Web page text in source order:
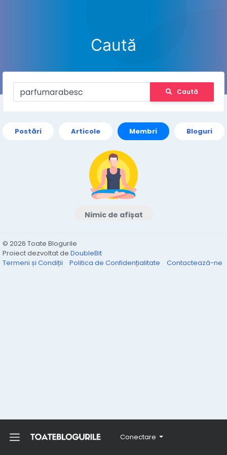
Conectare
Caută
Caută
Postări Articole Membri Bloguri
Nimic de afișat
© 2026 Toate Blogurile
Proiect dezvoltat de DoubleBit
Termeni și Condiții
Politica de Confidențialitate Contactează-ne